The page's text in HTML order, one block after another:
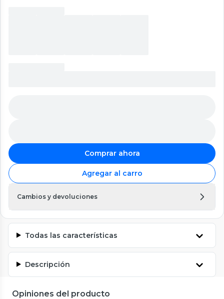
Comprar ahora
Agregar al carro
Cambios y devoluciones
Todas las características
Descripción
Opiniones del producto